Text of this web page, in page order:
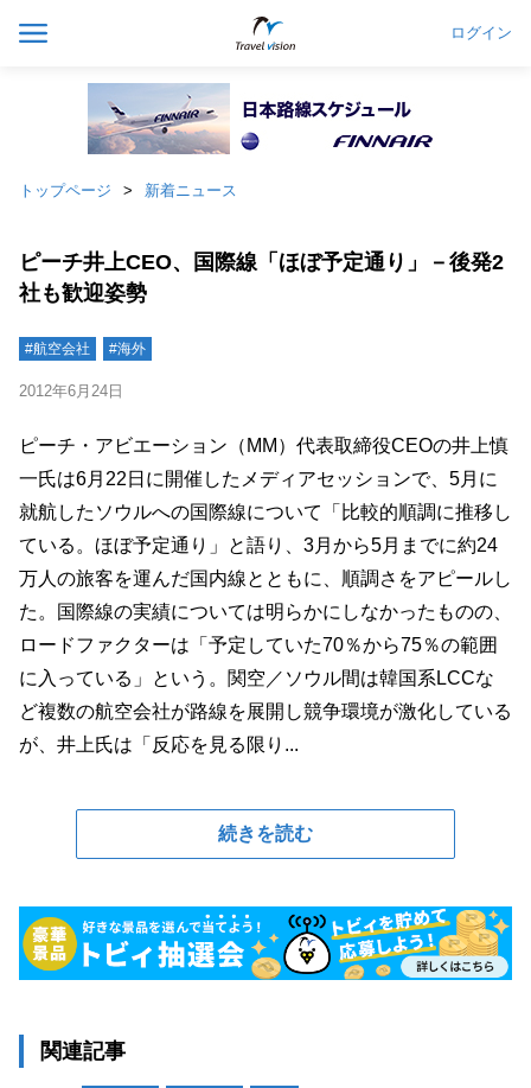
ログイン
トップページ 新着ニュース
ピーチ井上CEO、国際線「ほぼ予定通り」－後発2
社も歓迎姿勢
#航空会社 #海外
2012年6月24日
ピーチ・アビエーション（MM）代表取締役CEOの井上慎
一氏は6月22日に開催したメディアセッションで、5月に
就航したソウルへの国際線について「比較的順調に推移し
ている。ほぼ予定通り」と語り、3月から5月までに約24
万人の旅客を運んだ国内線とともに、順調さをアピールし
た。国際線の実績については明らかにしなかったものの、
ロードファクターは「予定していた70％から75％の範囲
に入っている」という。関空／ソウル間は韓国系LCCな
ど複数の航空会社が路線を展開し競争環境が激化している
が、井上氏は「反応を見る限り...
続きを読む
関連記事